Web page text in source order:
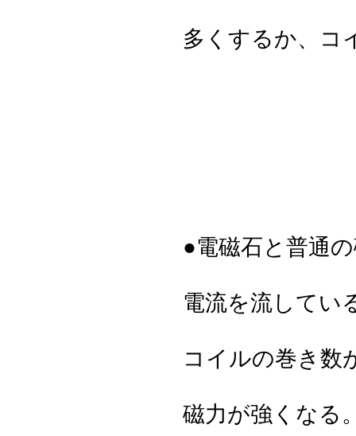
多くするか、コ
●電磁石と普通
電流を流してい
コイルの巻き数
磁力が強くなる